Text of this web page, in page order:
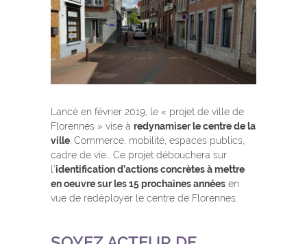
Lancé en février 2019, le « projet de ville de
Florennes » vise à redynamiser le centre de la
ville . Commerce, mobilité, espaces publics,
cadre de vie… Ce projet débouchera sur
l’identification d’actions concrètes à mettre
en oeuvre sur les 15 prochaines années en
vue de redéployer le centre de Florennes.